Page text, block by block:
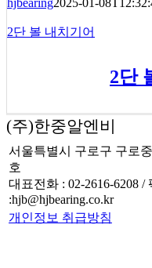
hjbearing2025-01-
2단 볼 내치기어
2단
(주)한중알엔비
서울특별시 구로구 구로
호
대표전화 : 02-2616-6208 /
:hjb@hjbearing.co.kr
개인정보 취급방침